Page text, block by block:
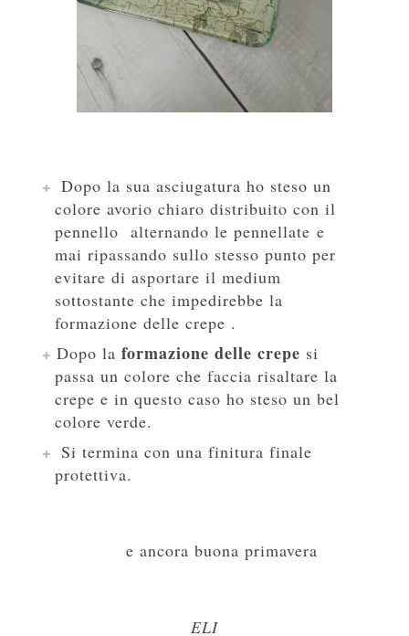
Dopo la sua asciugatura ho steso un
colore avorio chiaro distribuito con il
pennello alternando le pennellate e
mai ripassando sullo stesso punto per
evitare di asportare il medium
sottostante che impedirebbe la
formazione delle crepe .
Dopo la formazione delle crepe si
passa un colore che faccia risaltare la
crepe e in questo caso ho steso un bel
colore verde.
Si termina con una finitura finale
protettiva.
e ancora buona primavera
ELI